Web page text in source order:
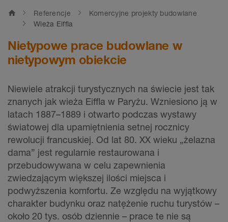
home Referencje
Komercyjne projekty budowlane
Wieża Eiffla
Nietypowe prace budowlane w
nietypowym obiekcie
Niewiele atrakcji turystycznych na świecie jest tak
znanych jak wieża Eiffla w Paryżu. Wzniesiono ją w
latach 1887–1889 i otwarto podczas wystawy
światowej dla upamiętnienia setnej rocznicy
rewolucji francuskiej. Od lat 80. XX wieku „żelazna
dama” jest regularnie restaurowana i
przebudowywana w celu zapewnienia
zwiedzającym większej ilości miejsca i
podwyższenia komfortu. Ze względu na wyjątkowy
charakter budynku oraz natężenie ruchu turystów –
około 20 tys. osób dziennie – prace te nie są